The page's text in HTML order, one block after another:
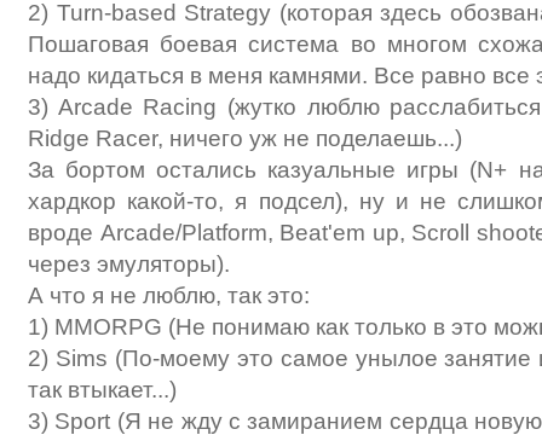
2) Turn-based Strategy (которая здесь
Пошаговая боевая система во многом
надо кидаться в меня камнями. Все равно
3) Arcade Racing (жутко люблю
Ridge Racer, ничего уж не поделаешь...)
За бортом остались казуальные игры (N+
хардкор какой-то, я подсел), ну и не
вроде Arcade/Platform, Beat'em up, Scroll
через эмуляторы).
А что я не люблю, так это:
1) MMORPG (Не понимаю как только в это
2) Sims (По-моему это самое унылое занятие
так втыкает...)
3) Sport (Я не жду с замиранием сердца новую